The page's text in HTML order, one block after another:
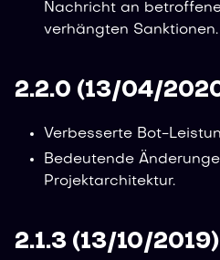
Nachricht an
verhängten Sanktionen.
2.2.0 (13/04/
Verbesserte Bot-
Bedeutende
Projektarchitektur.
2.1.3 (13/10/2019)